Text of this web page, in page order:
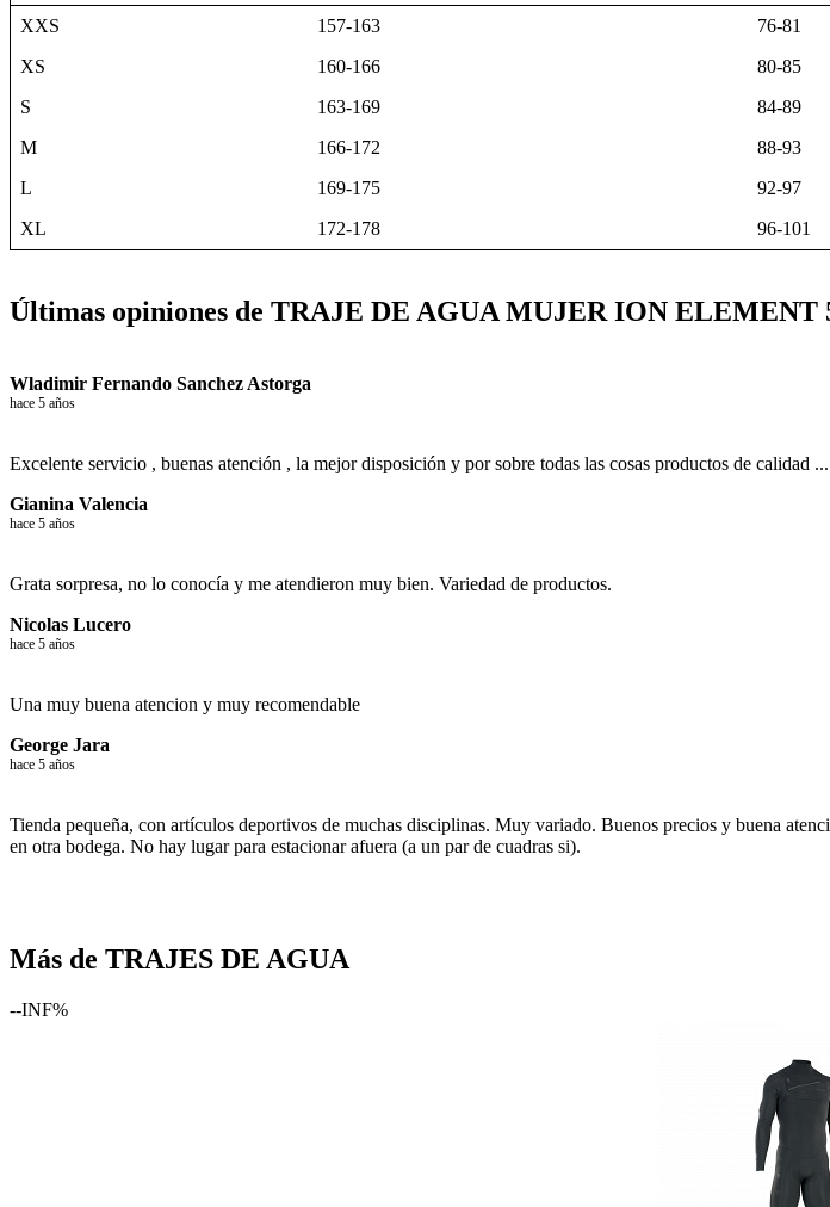
XXS 157-163 76-81
XS
160-166 80-85
S
163-169 84-89
M
166-172 88-93
L
169-175 92-97
XL
172-178 96-101
Últimas opiniones de TRAJE DE AGUA MUJER ION
Wladimir Fernando Sanchez Astorga
hace 5 años
Excelente servicio , buenas atención , la mejor disposición y por sobre todas las cosas productos de calidad
Gianina Valencia
hace 5 años
Grata sorpresa, no lo conocía y me atendieron muy bien. Variedad de productos.
Nicolas Lucero
hace 5 años
Una muy buena atencion y muy recomendable
George Jara
hace 5 años
Tienda pequeña, con artículos deportivos de muchas disciplinas. Muy variado. Buenos precios y buena
en otra bodega. No hay lugar para estacionar afuera (a un par de cuadras si).
Más de TRAJES DE AGUA
--INF%